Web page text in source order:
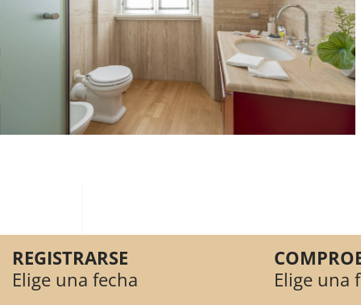
REGISTRARSE
Elige una fecha
Elige una